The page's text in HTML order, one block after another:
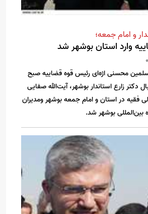
و امام جمعه؛
وارد استان بوشهر شد
محسنی اژه‌ای رئیس قوه قضاییه صبح
دکتر زارع استاندار بوشهر، آیت‌الله صفایی
فقیه در استان و امام جمعه بوشهر و‌مدیران
بین‌المللی بوشهر شد.